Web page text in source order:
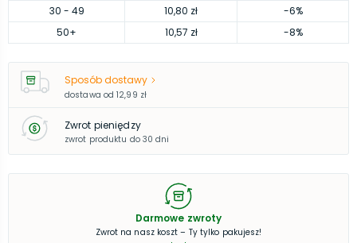
30 - 49 10,80 zł
-6%
50+ 10,57 zł -8%
Sposób dostawy
dostawa od 12,99 zł
Zwrot pieniędzy
zwrot produktu do 30 dni
Darmowe zwroty
Zwrot na nasz koszt – Ty tylko pakujesz!